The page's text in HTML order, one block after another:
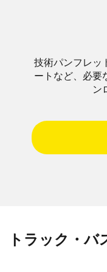
技術パンフレッ
ートなど、必要
ン
トラック・